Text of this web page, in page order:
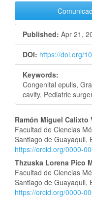
Published: Apr 21,
DOI: https://doi.org/
Keywords:
Congenital epulis,
cavity, Pediatric
Main
Article
Content
Ramón Miguel Calixto
Facultad de Ciencias
Santiago de Guayaquil,
https://orcid.org/0000-
Thzuska Lorena Pico
Facultad de Ciencias
Santiago de Guayaquil,
https://orcid.org/0000-